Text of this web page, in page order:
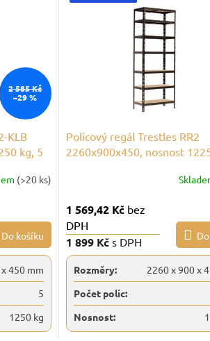
2 585 Kč
–29 %
KLB
kg, 5
(>20 ks)
Do košíku
450 mm
5
1250 kg
Policový regál Trestles RR2
2260x900x450, nosnost
1 569,42 Kč bez
DPH
1 899 Kč s DPH
Rozměry:
2260 x 900 x
Počet polic:
Nosnost: